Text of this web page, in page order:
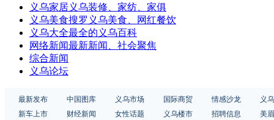
义乌家居义乌装修、家纺、家俱
义乌美食搜罗义乌美食、网红餐饮
义乌大全最全的义乌百科
网络新闻最新新闻、社会聚焦
综合新闻
义乌论坛
最新发布 中国图库 义乌市场 国际商贸 情感沙龙
义
新车上市
财经新闻 女性话题 义乌楼市 招聘信息 美